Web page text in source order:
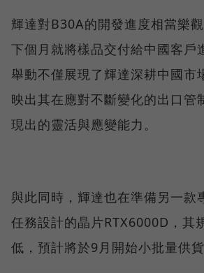
輝達對B30A的開發進度相當樂
下個月就將樣品交付給中國客戶
舉動不僅展現了輝達深耕中國市
映出其在應對不斷變化的出口管
現出的靈活與應變能力。
與此同時，輝達也在準備另一款
任務設計的晶片RTX6000D，其
低，預計將於9月開始小批量供貨